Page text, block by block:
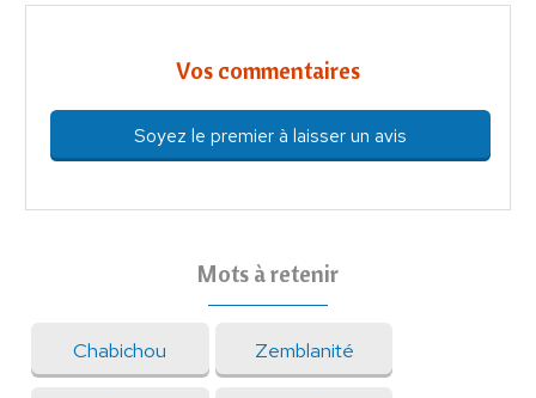
Vos commentaires
Soyez le premier à laisser un avis
Mots à retenir
Chabichou Zemblanité